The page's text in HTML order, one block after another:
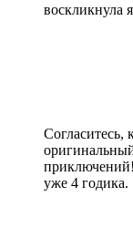
воскликнула
Согласитесь,
уже 4 годика.